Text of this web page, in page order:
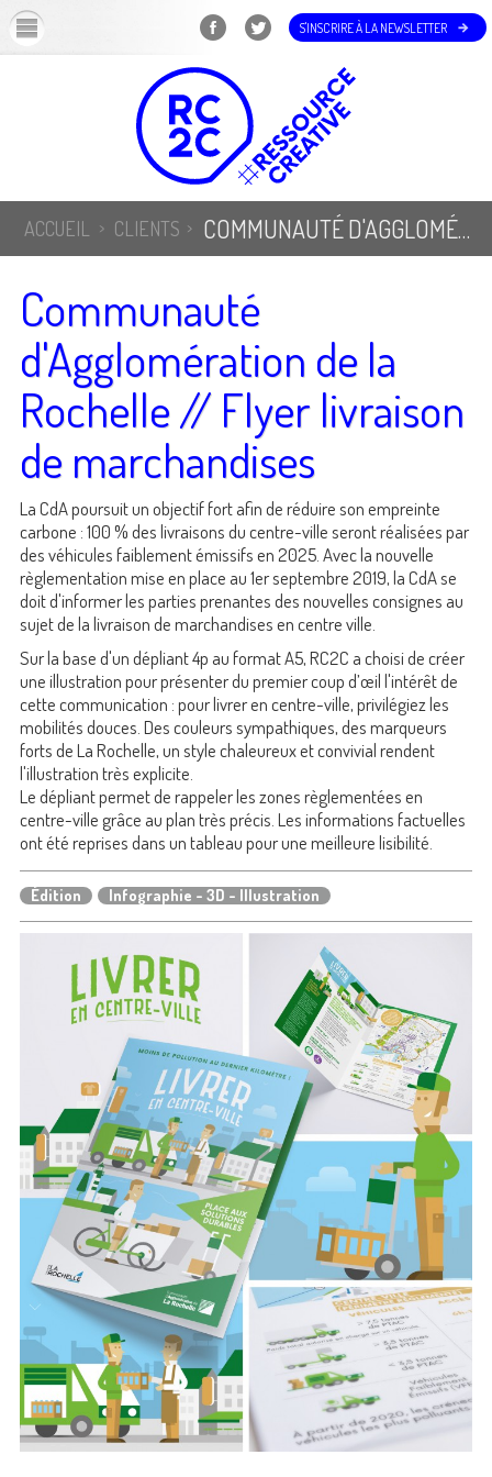
S'INSCRIRE À LA NEWSLETTER
ACCUEIL CLIENTS COMMUNAUTÉ D'AGGLOMÉRATION DE LA ROCHELLE // FLYER LIVRAISON DE MARCHANDISES
Communauté
d'Agglomération de la
Rochelle // Flyer livraison
de marchandises
La CdA poursuit un objectif fort afin de réduire son empreinte
carbone : 100 % des livraisons du centre-ville seront réalisées par
des véhicules faiblement émissifs en 2025. Avec la nouvelle
règlementation mise en place au 1er septembre 2019, la CdA se
doit d'informer les parties prenantes des nouvelles consignes au
sujet de la livraison de marchandises en centre ville.
Sur la base d'un dépliant 4p au format A5, RC2C a choisi de créer
une illustration pour présenter du premier coup d’œil l'intérêt de
cette communication : pour livrer en centre-ville, privilégiez les
mobilités douces. Des couleurs sympathiques, des marqueurs
forts de La Rochelle, un style chaleureux et convivial rendent
l'illustration très explicite.
Le dépliant permet de rappeler les zones règlementées en
centre-ville grâce au plan très précis. Les informations factuelles
ont été reprises dans un tableau pour une meilleure lisibilité.
Édition Infographie - 3D - Illustration